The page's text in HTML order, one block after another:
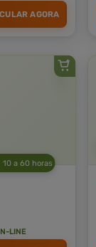
AGORA
10 a 60 horas
LINE